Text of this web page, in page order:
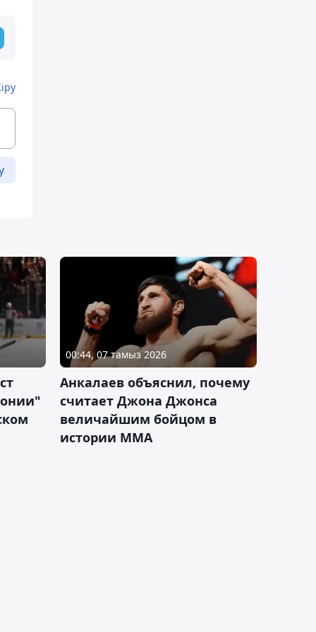
00:44, 07 тамыз 2026
Анкалаев объяснил, почему
считает Джона Джонса
величайшим бойцом в
истории ММА